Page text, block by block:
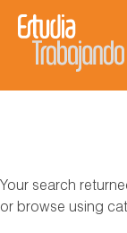
Your search
or browse using